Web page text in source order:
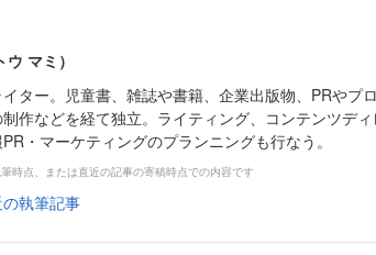
マミ）
ター。児童書、雑誌や書籍、企業出版物、PRやプ
作などを経て独立。ライティング、コンテンツデ
・マーケティングのプランニングも行なう。
時点、または直近の記事の寄稿時点での内容です
執筆記事